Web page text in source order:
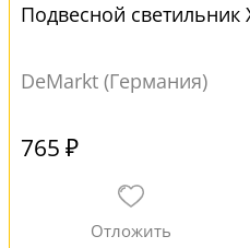
Подвесной светильник
DeMarkt (Германия)
765 ₽